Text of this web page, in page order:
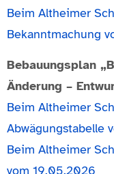
Beim Altheimer
Bekanntmachung
Bebauungsplan
Änderung –
Beim Altheimer
Abwägungstabelle
Beim Altheimer
vom 19.05.2026